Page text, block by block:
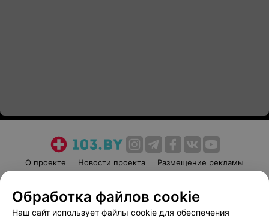
О проекте Новости проекта
Размещение рекламы
Пользовательское соглашение
Способы оплаты
Вакансии
Партнеры
Обработка файлов cookie
Наш сайт использует файлы cookie для обеспечения